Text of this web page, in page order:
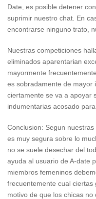
Date, es posible detener
suprimir nuestro chat. En
encontrarse ninguno trato,
Nuestras competiciones
eliminados aparentarian
mayormente
es sobradamente de mayor
ciertamente se va a apoyar
indumentarias acosado
Conclusion: Segun
es muy segura sobre lo
no se suele desechar del
ayuda al usuario de A-date
miembros femeninos
frecuentemente cual
motivo de que los chicas